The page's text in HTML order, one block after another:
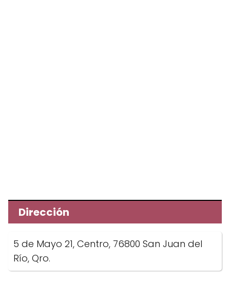
Dirección
5 de Mayo 21, Centro, 76800 San Juan del
Río, Qro.